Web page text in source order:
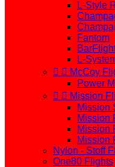
L-Style
Fantom
L-
  McCoy
Power
  Mission
Mission
Mission
Mission
Mission
Nylon - Stoff
One80 Flights